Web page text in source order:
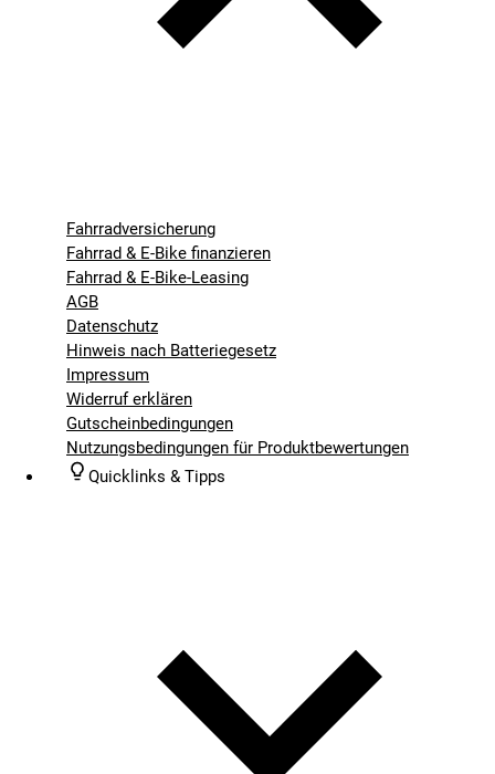
Fahrradversicherung
Fahrrad & E-Bike finanzieren
Fahrrad & E-Bike-Leasing
AGB
Datenschutz
Hinweis nach Batteriegesetz
Impressum
Widerruf erklären
Gutscheinbedingungen
Nutzungsbedingungen für Produktbewertungen
Quicklinks & Tipps